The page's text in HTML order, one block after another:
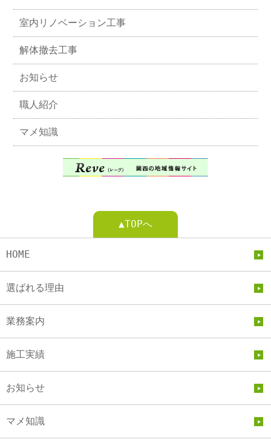
室内リノベーション工事
解体撤去工事
お知らせ
職人紹介
マメ知識
▲TOPへ
HOME
選ばれる理由
業務案内
施工実績
お知らせ
マメ知識